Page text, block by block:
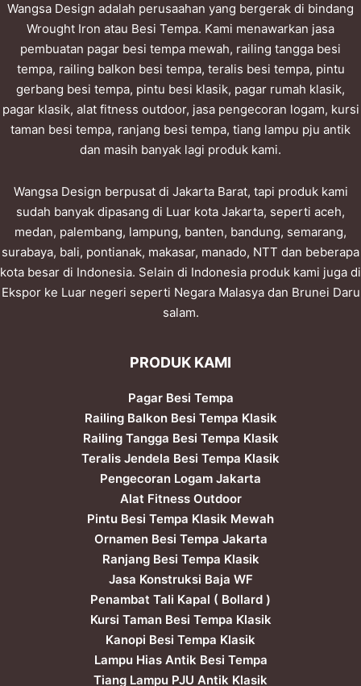
Wangsa Design adalah perusaahan yang bergerak di bindang
Wrought Iron atau Besi Tempa. Kami menawarkan jasa
pembuatan pagar besi tempa mewah, railing tangga besi
tempa, railing balkon besi tempa, teralis besi tempa, pintu
gerbang besi tempa, pintu besi klasik, pagar rumah klasik,
pagar klasik, alat fitness outdoor, jasa pengecoran logam, kursi
taman besi tempa, ranjang besi tempa, tiang lampu pju antik
dan masih banyak lagi produk kami.
Wangsa Design berpusat di Jakarta Barat, tapi produk kami
sudah banyak dipasang di Luar kota Jakarta, seperti aceh,
medan, palembang, lampung, banten, bandung, semarang,
surabaya, bali, pontianak, makasar, manado, NTT dan beberapa
kota besar di Indonesia. Selain di Indonesia produk kami juga di
Ekspor ke Luar negeri seperti Negara Malasya dan Brunei Daru
salam.
PRODUK KAMI
Pagar Besi Tempa
Railing Balkon Besi Tempa Klasik
Railing Tangga Besi Tempa Klasik
Teralis Jendela Besi Tempa Klasik
Pengecoran Logam Jakarta
Alat Fitness Outdoor
Pintu Besi Tempa Klasik Mewah
Ornamen Besi Tempa Jakarta
Ranjang Besi Tempa Klasik
Jasa Konstruksi Baja WF
Penambat Tali Kapal ( Bollard )
Kursi Taman Besi Tempa Klasik
Kanopi Besi Tempa Klasik
Lampu Hias Antik Besi Tempa
Tiang Lampu PJU Antik Klasik